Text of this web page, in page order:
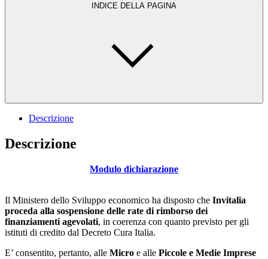
INDICE DELLA PAGINA
Descrizione
Descrizione
Modulo dichiarazione
Il Ministero dello Sviluppo economico ha disposto che Invitalia
proceda alla sospensione delle rate di rimborso dei
finanziamenti agevolati, in coerenza con quanto previsto per gli
istituti di credito dal Decreto Cura Italia.
E’ consentito, pertanto, alle Micro e alle Piccole e Medie Imprese